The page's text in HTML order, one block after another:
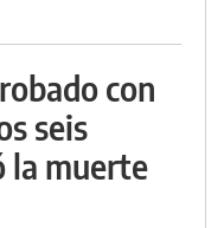
con
seis
la muerte